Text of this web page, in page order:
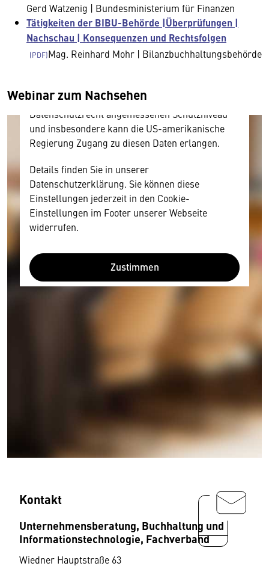
Gerd Watzenig | Bundesministerium für Finanzen
Tätigkeiten der BIBU-Behörde |Überprüfungen |
Nachschau | Konsequenzen und Rechtsfolgen
Mag. Reinhard Mohr | Bilanzbuchhaltungsbehörde
Webinar zum Nachsehen
Hier würden wir Ihnen gerne einen externen
Inhalt anzeigen. Dafür benötigen wir allerdings
Ihre Zustimmung, da Ihr Browser
personenbezogene technische Daten zu Geräten
Diese Daten unterliegen keinem dem EU-
Datenschutzrecht angemessenen Schutzniveau
und insbesondere kann die US-amerikanische
Regierung Zugang zu diesen Daten erlangen.
Details finden Sie in unserer
Datenschutzerklärung. Sie können diese
Einstellungen jederzeit in den Cookie-
Einstellungen im Footer unserer Webseite
widerrufen.
Zustimmen
Kontakt
Unternehmensberatung, Buchhaltung und
Informationstechnologie, Fachverband
Wiedner Hauptstraße 63